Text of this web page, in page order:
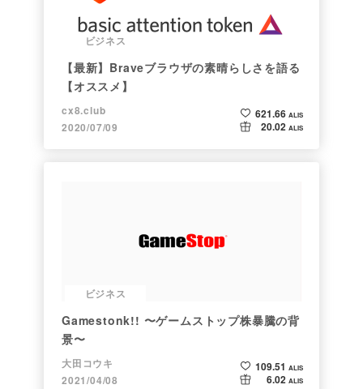
ビジネス
【最新】Braveブラウザの素晴らしさを語る
【オススメ】
cx8.club
2020/07/09
621.66 ALIS
20.02 ALIS
ビジネス
Gamestonk!! 〜ゲームストップ株暴騰の背
景〜
大田コウキ
2021/04/08
109.51 ALIS
6.02 ALIS